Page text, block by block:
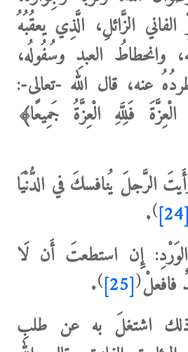
الزَّائلِ، الَّذِي يعقُبُهُ
العبدِ وسُفُولُه،
عنه، قال الله -تعالى-:
فَلِلَّهِ الْعِزَّةُ جَمِيعًا﴾
الرَّجلَ يُنافسكَ في الدُّنْيَا
[24]
)
.
: إِن استطعتَ أَن لَا
فافعلْ(
[25]
)
.
ذلك اشتغلَ به عن طلبِ